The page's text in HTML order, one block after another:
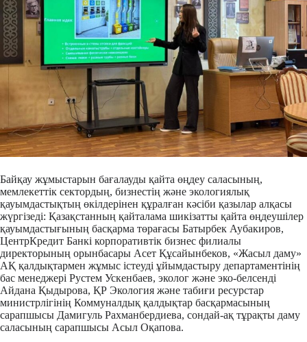
Байқау жұмыстарын бағалауды қайта өңдеу саласының,
мемлекеттік сектордың, бизнестің және экологиялық
қауымдастықтың өкілдерінен құралған кәсіби қазылар алқасы
жүргізеді: Қазақстанның қайталама шикізатты қайта өңдеушілер
қауымдастығының басқарма төрағасы Батырбек Аубакиров,
ЦентрКредит Банкі корпоративтік бизнес филиалы
директорының орынбасары Асет Құсайынбеков, «Жасыл даму»
АҚ қалдықтармен жұмыс істеуді ұйымдастыру департаментінің
бас менеджері Рустем Ускенбаев, эколог және эко-белсенді
Айдана Қыдырова, ҚР Экология және табиғи ресурстар
министрлігінің Коммуналдық қалдықтар басқармасының
сарапшысы Дамигуль Рахманбердиева, сондай-ақ тұрақты даму
саласының сарапшысы Асыл Оқапова.